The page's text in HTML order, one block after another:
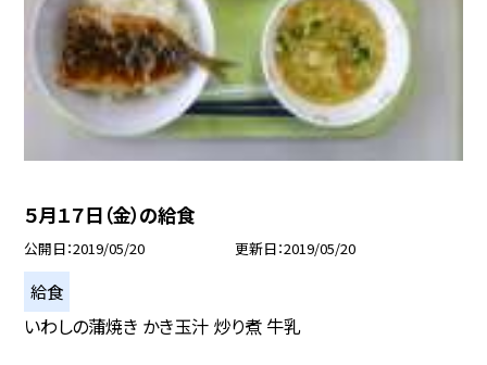
５月１７日（金）の給食
公開日 2019/05/20 更新日 2019/05/20
給食
いわしの蒲焼き かき玉汁 炒り煮 牛乳